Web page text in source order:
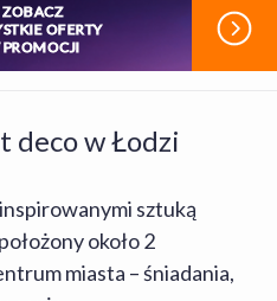
ZOBACZ
OFERTY
PROMOCJI
deco w Łodzi
sztuką
około 2
miasta – śniadania,